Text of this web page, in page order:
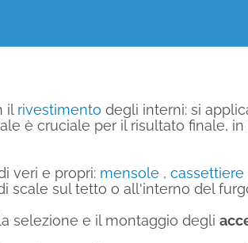
il rivestimento degli interni: si
è cruciale per il risultato finale,
veri e propri: mensole , cassettiere
scale sul tetto o all'interno del
selezione e il montaggio degli